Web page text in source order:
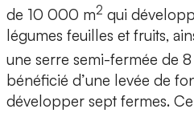
de 10 000 m2 qui
légumes feuilles et fruits,
une serre semi-fermée de
bénéficié d’une levée de
développer sept fermes.